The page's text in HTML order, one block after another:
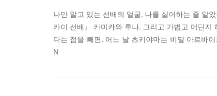
나만 알고 있는 선배의 얼굴. 나를 싫어하는 줄 알
카미 선배』 카미카와 루나. 그리고 가볍고 어딘
다는 점을 빼면. 어느 날 츠키야마는 비밀 아르바
N